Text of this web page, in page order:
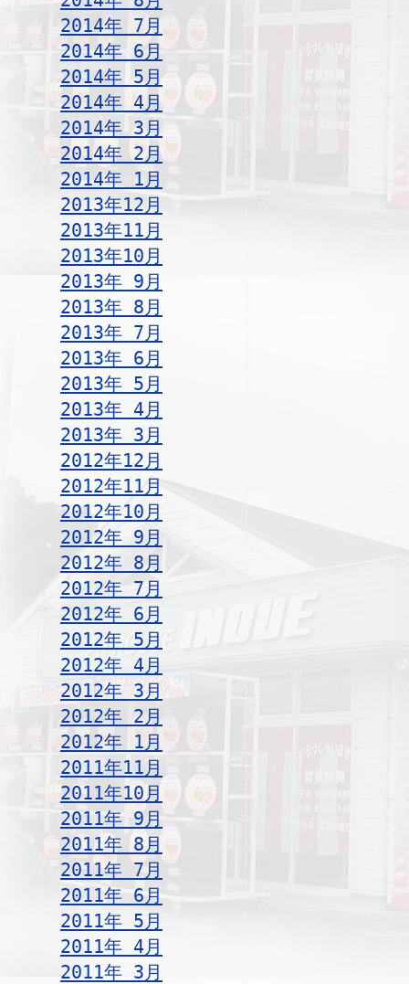
2014年 7月
2014年 6月
2014年 5月
2014年 4月
2014年 3月
2014年 2月
2014年 1月
2013年12月
2013年11月
2013年10月
2013年 9月
2013年 8月
2013年 7月
2013年 6月
2013年 5月
2013年 4月
2013年 3月
2012年12月
2012年11月
2012年10月
2012年 9月
2012年 8月
2012年 7月
2012年 6月
2012年 5月
2012年 4月
2012年 3月
2012年 2月
2012年 1月
2011年11月
2011年10月
2011年 9月
2011年 8月
2011年 7月
2011年 6月
2011年 5月
2011年 4月
2011年 3月